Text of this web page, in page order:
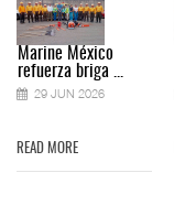
Marine México
refuerza briga ...
29 JUN 2026
READ MORE